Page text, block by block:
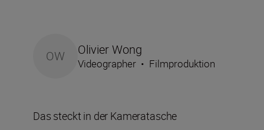
OW Olivier Wong
Videographer • Filmproduktion
Das steckt in der Kameratasche